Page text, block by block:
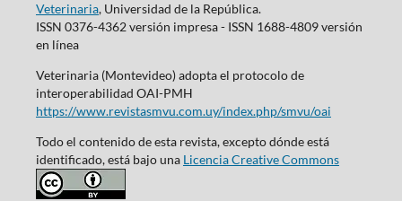
Veterinaria, Universidad de la República.
ISSN 0376-4362 versión impresa - ISSN 1688-4809 versión
en línea
Veterinaria (Montevideo) adopta el protocolo de
interoperabilidad OAI-PMH
https://www.revistasmvu.com.uy/index.php/smvu/oai
Todo el contenido de esta revista, excepto dónde está
identificado, está bajo una Licencia Creative Commons